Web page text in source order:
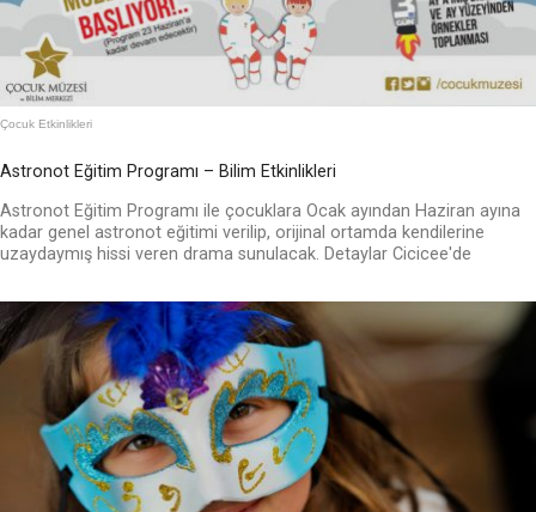
Çocuk Etkinlikleri
Astronot Eğitim Programı – Bilim Etkinlikleri
Astronot Eğitim Programı ile çocuklara Ocak ayından Haziran ayına
kadar genel astronot eğitimi verilip, orijinal ortamda kendilerine
uzaydaymış hissi veren drama sunulacak. Detaylar Cicicee'de